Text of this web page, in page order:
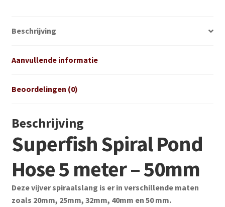
Kerst
Over ons
Beschrijving
Aanvullende informatie
Beoordelingen (0)
Beschrijving
Superfish Spiral Pond
Hose 5 meter – 50mm
Deze vijver spiraalslang is er in verschillende maten
zoals 20mm, 25mm, 32mm, 40mm en 50 mm.